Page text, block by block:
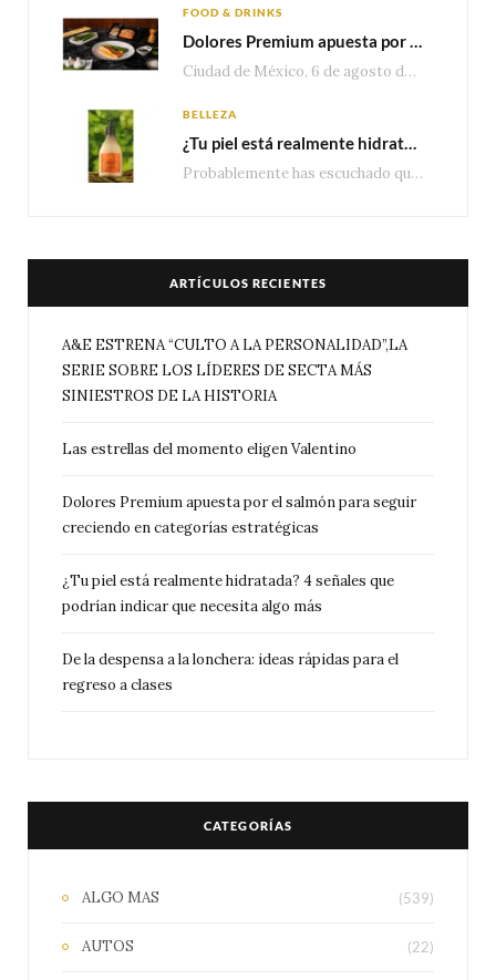
FOOD & DRINKS
Dolores Premium apuesta por el salmón para seguir creciendo en categorías estratégicas
Ciudad de México, 6 de agosto de 2026.— Con una producción de 2.17 millones de…
BELLEZA
¿Tu piel está realmente hidratada? 4 señales que podrían indicar que necesita algo más
Probablemente has escuchado que el cuidado e hidratación corporal se suele asociar únicamente con una…
ARTÍCULOS RECIENTES
A&E ESTRENA “CULTO A LA PERSONALIDAD”,LA
SERIE SOBRE LOS LÍDERES DE SECTA MÁS
SINIESTROS DE LA HISTORIA
Las estrellas del momento eligen Valentino
Dolores Premium apuesta por el salmón para seguir
creciendo en categorías estratégicas
¿Tu piel está realmente hidratada? 4 señales que
podrían indicar que necesita algo más
De la despensa a la lonchera: ideas rápidas para el
regreso a clases
CATEGORÍAS
ALGO MAS (539)
AUTOS (22)